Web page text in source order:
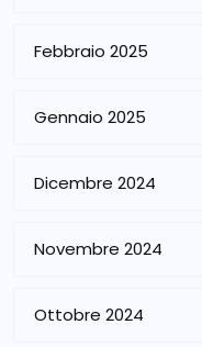
Febbraio 2025
Gennaio 2025
Dicembre 2024
Novembre 2024
Ottobre 2024